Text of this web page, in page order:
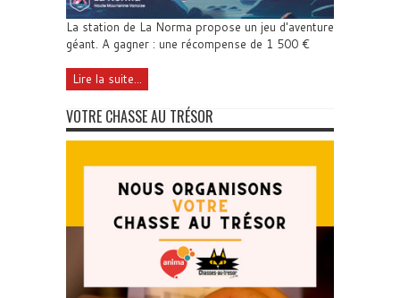
La station de La Norma propose un jeu d'aventure
géant. A gagner : une récompense de 1 500 €
Lire la suite...
VOTRE CHASSE AU TRÉSOR